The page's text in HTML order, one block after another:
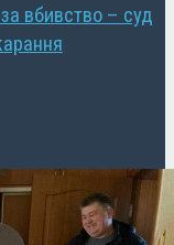
вбивство – суд